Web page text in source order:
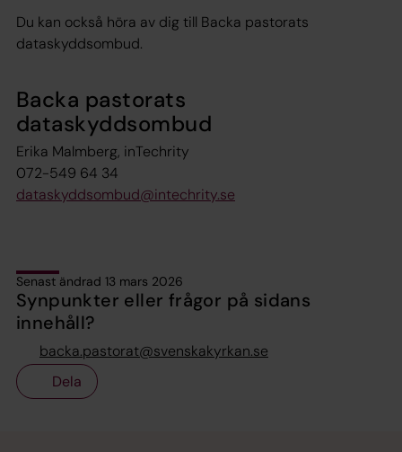
Du kan också höra av dig till Backa pastorats
dataskyddsombud.
Backa pastorats
dataskyddsombud
Erika Malmberg, inTechrity
072-549 64 34
dataskyddsombud@intechrity.se
Senast ändrad 13 mars 2026
Synpunkter eller frågor på sidans
innehåll?
backa.pastorat@svenskakyrkan.se
Dela